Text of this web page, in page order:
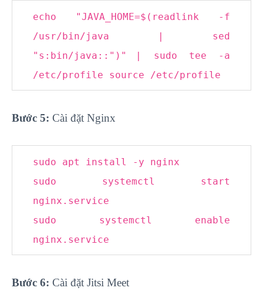
echo
"JAVA_HOME=$(readlink -f
/usr/bin/java | sed
" s:bin/java:: ")"
| sudo tee -a
/etc/profile source /etc/profile
Bước 5: Cài đặt Nginx
sudo apt install -y nginx
sudo systemctl start
nginx.service
sudo systemctl enable
nginx.service
Bước 6: Cài đặt Jitsi Meet